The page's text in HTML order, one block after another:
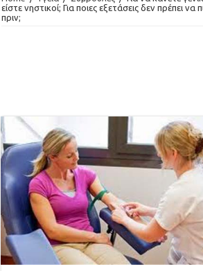
είστε νηστικοί; Για ποιες εξετάσεις δεν πρέπει να
πριν;